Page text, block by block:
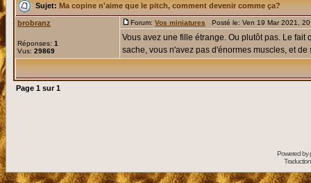
Sujet:Ma copine n'aime que le pitch, comment devenir comme ça?
brobranz
Réponses: 1
Vus: 29869
Forum: Vos miniatures Posté le: Ven 19 Mar 2021,
Vous avez une fille étrange. Ou plutôt pas. Le
sache, vous n'avez pas d'énormes muscles, et de
Page 1 sur1
Powered by